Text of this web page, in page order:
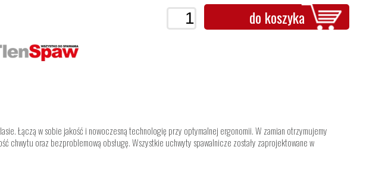
do koszyka
Łączą w sobie jakość i nowoczesną technologię przy optymalnej ergonomii. W zamian otrzymujemy
chwytu oraz bezproblemową obsługę. Wszystkie uchwyty spawalnicze zostały zaprojektowane w